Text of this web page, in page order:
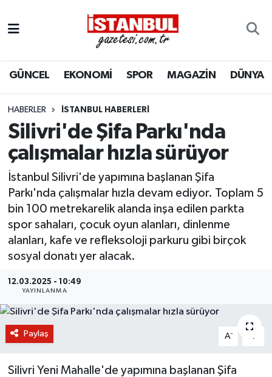
GÜNCEL EKONOMİ SPOR MAGAZİN DÜNYA
HABERLER İSTANBUL HABERLERI
Silivri'de Şifa Parkı'nda
çalışmalar hızla sürüyor
İstanbul Silivri'de yapımına başlanan Şifa
Parkı'nda çalışmalar hızla devam ediyor. Toplam 5
bin 100 metrekarelik alanda inşa edilen parkta
spor sahaları, çocuk oyun alanları, dinlenme
alanları, kafe ve refleksoloji parkuru gibi birçok
sosyal donatı yer alacak.
12.03.2025 - 10:49
YAYINLANMA
Paylaş A- A
Silivri Yeni Mahalle'de yapımına başlanan Şifa
EKONOMİ
İSTANBUL
DÜNYA
MAGAZİN
KÜLTÜR SANAT
SAĞLIK
BİLİM VE TEKNOLOJİ
OTOMOBİL
Nöbetçi Eczaneler
Hava Durumu
Trafik Durumu
Süper Lig Puan Durumu ve Fikstür
Son Dakika Haberleri
Haber Arşivi